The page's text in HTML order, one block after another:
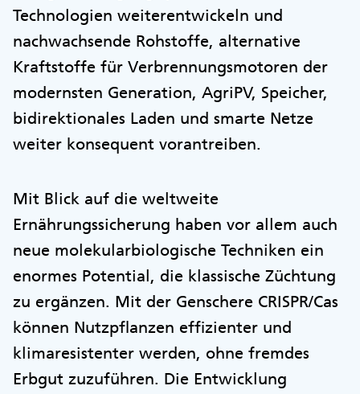
Technologien weiterentwickeln und
nachwachsende Rohstoffe, alternative
Kraftstoffe für Verbrennungsmotoren der
modernsten Generation, AgriPV, Speicher,
bidirektionales Laden und smarte Netze
weiter konsequent vorantreiben.
Mit Blick auf die weltweite
Ernährungssicherung haben vor allem auch
neue molekularbiologische Techniken ein
enormes Potential, die klassische Züchtung
zu ergänzen. Mit der Genschere CRISPR/Cas
können Nutzpflanzen effizienter und
klimaresistenter werden, ohne fremdes
Erbgut zuzuführen. Die Entwicklung